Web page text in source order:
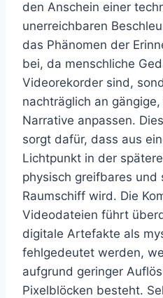
den Anschein einer
unerreichbaren
das Phänomen der
bei, da menschliche
Videorekorder sind,
nachträglich an
Narrative anpassen.
sorgt dafür, dass aus
Lichtpunkt in der
physisch greifbares und
Raumschiff wird. Die
Videodateien führt
digitale Artefakte als
fehlgedeutet werden,
aufgrund geringer
Pixelblöcken besteht.